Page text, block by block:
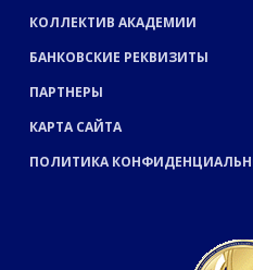
КОЛЛЕКТИВ АКАДЕМИИ
БАНКОВСКИЕ РЕКВИЗИТЫ
ПАРТНЕРЫ
КАРТА САЙТА
ПОЛИТИКА